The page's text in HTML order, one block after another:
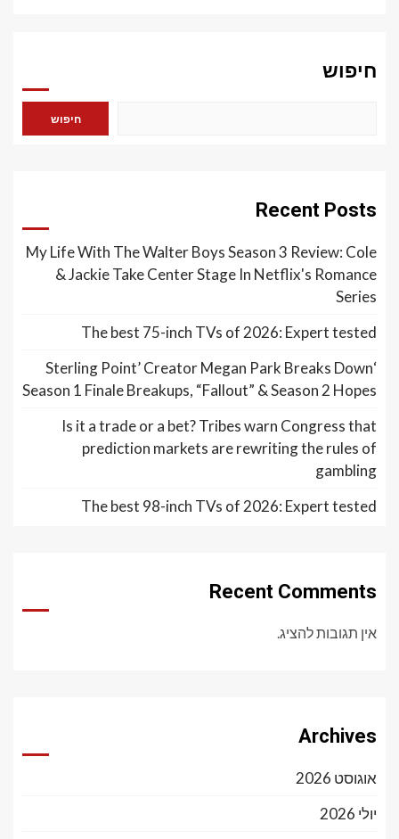
חיפוש
חיפוש
Recent Posts
My Life With The Walter Boys Season 3 Review: Cole
& Jackie Take Center Stage In Netflix's Romance
Series
The best 75-inch TVs of 2026: Expert tested
‘Sterling Point’ Creator Megan Park Breaks Down
Season 1 Finale Breakups, “Fallout” & Season 2 Hopes
Is it a trade or a bet? Tribes warn Congress that
prediction markets are rewriting the rules of
gambling
The best 98-inch TVs of 2026: Expert tested
Recent Comments
אין תגובות להציג.
Archives
אוגוסט 2026
יולי 2026